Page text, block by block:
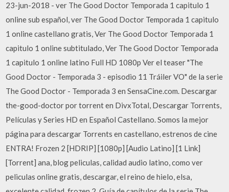
23-jun-2018 - ver The Good Doctor Temporada 1 capitulo 1
online sub español, ver The Good Doctor Temporada 1 capitulo
1 online castellano gratis, Ver The Good Doctor Temporada 1
capitulo 1 online subtitulado, Ver The Good Doctor Temporada
1 capitulo 1 online latino Full HD 1080p Ver el teaser "The
Good Doctor - Temporada 3 - episodio 11 Tráiler VO" de la serie
The Good Doctor - Temporada 3 en SensaCine.com. Descargar
the-good-doctor por torrent en DivxTotal, Descargar Torrents,
Películas y Series HD en Español Castellano. Somos la mejor
página para descargar Torrents en castellano, estrenos de cine
ENTRA! Frozen 2 [HDRIP] [1080p] [Audio Latino] [1 Link]
[Torrent] ana, blog peliculas, calidad audio latino, como ver
peliculas online gratis, descargar, el reino de hielo, elsa,